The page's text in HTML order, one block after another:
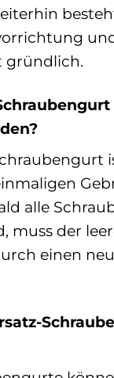
gründlich.
alle
muss der
einen